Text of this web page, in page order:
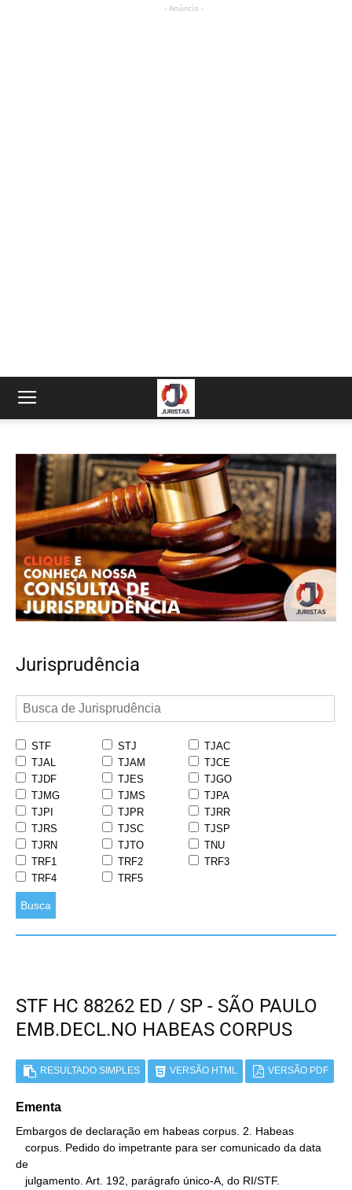
- Anúncio -
Jurisprudência
STF STJ
TJAC
TJAL
TJAM
TJCE
TJDF
TJES
TJGO
TJMG
TJMS
TJPA
TJPI
TJPR
TJRR
TJRS
TJSC
TJSP
TJRN
TJTO
TNU
TRF1
TRF2
TRF3
TRF4
TRF5
Busca
STF HC 88262 ED / SP - SÃO PAULO
EMB.DECL.NO HABEAS CORPUS
RESULTADO SIMPLES VERSÃO HTML VERSÃO PDF
Ementa
Embargos de declaração em habeas corpus. 2. Habeas
de